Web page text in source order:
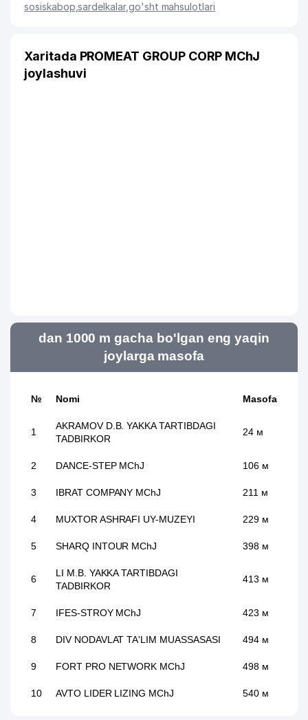
sosiskabop ,sardelkalar,go'sht mahsulotlari
Xaritada PROMEAT GROUP CORP MChJ
joylashuvi
dan 1000 m gacha bo'lgan eng yaqin
joylarga masofa
№ Nomi Masofa
1
AKRAMOV D.B. YAKKA TARTIBDAGI
TADBIRKOR
24 м
2 DANCE-STEP MChJ 106 м
3 IBRAT COMPANY MChJ 211 м
4 MUXTOR ASHRAFI UY-MUZEYI 229 м
5 SHARQ INTOUR MChJ 398 м
6
LI M.B. YAKKA TARTIBDAGI
TADBIRKOR
413 м
7 IFES-STROY MChJ 423 м
8 DIV NODAVLAT TA'LIM MUASSASASI 494 м
9 FORT PRO NETWORK MChJ 498 м
10 AVTO LIDER LIZING MChJ 540 м